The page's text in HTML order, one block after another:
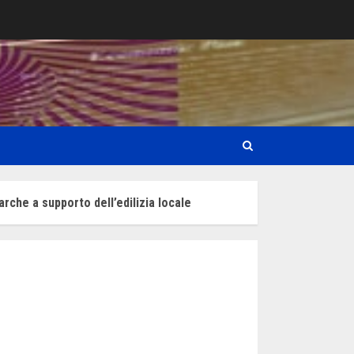
a supporto dell’edilizia locale